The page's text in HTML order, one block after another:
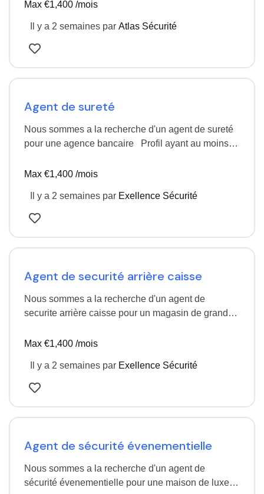
Max €1,400 /mois
Il y a 2 semaines par Atlas Sécurité
Agent de sureté
Nous sommes a la recherche d'un agent de sureté
pour une agence bancaire Profil ayant au moins 3
Max €1,400 /mois
Il y a 2 semaines par Exellence Sécurité
Agent de securité arrière caisse
Nous sommes a la recherche d'un agent de
securite arrière caisse pour un magasin de grande
a…
Max €1,400 /mois
Il y a 2 semaines par Exellence Sécurité
Agent de sécurité évenementielle
Nous sommes a la recherche d'un agent de
sécurité évenementielle pour une maison de luxe